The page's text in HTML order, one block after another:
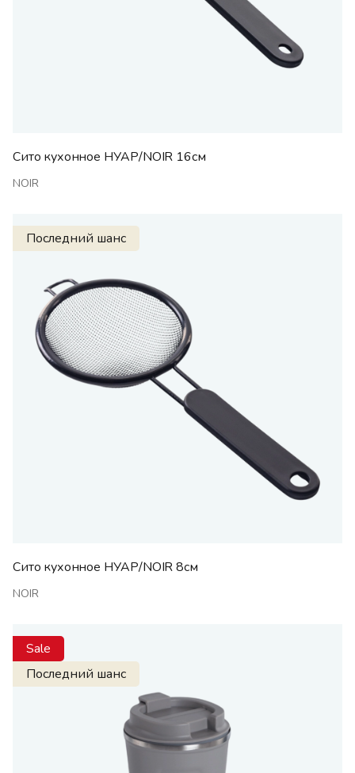
Сито кухонное НУАР/NOIR 16см
NOIR
Последний шанс
Сито кухонное НУАР/NOIR 8см
NOIR
Sale
Последний шанс